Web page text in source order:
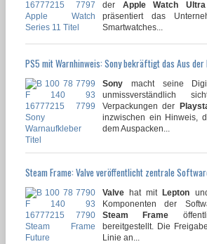
der Apple Watch
präsentiert das
Smartwatches...
PS5 mit Warnhinweis: Sony bekräftigt das Aus der
Sony macht seine
unmissverständlich
Verpackungen der
inzwischen ein Hinweis,
dem Auspacken...
Steam Frame: Valve veröffentlicht zentrale
Valve hat mit Lepton
Komponenten der
Steam Frame
bereitgestellt. Die
Linie an...